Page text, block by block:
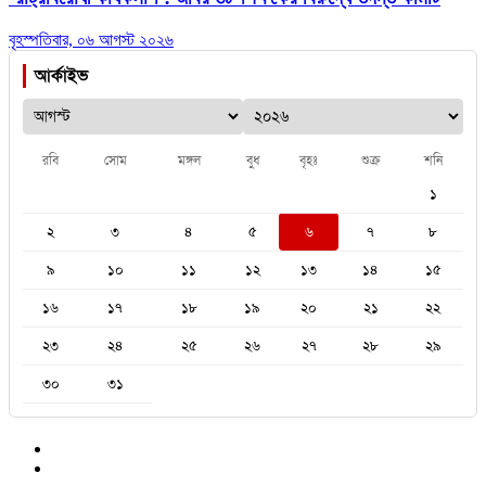
বৃহস্পতিবার, ০৬ আগস্ট ২০২৬
আর্কাইভ
রবি সোম মঙ্গল বুধ বৃহঃ শুক্র শনি
১
২
৩ ৪ ৫ ৬ ৭
৮
৯
১০ ১১ ১২ ১৩ ১৪
১৫
১৬
১৭ ১৮ ১৯ ২০ ২১
২২
২৩
২৪ ২৫ ২৬ ২৭ ২৮
২৯
৩০
৩১